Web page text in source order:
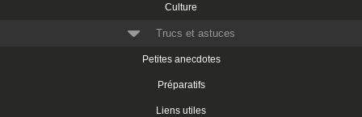
Culture
Trucs et astuces
Petites anecdotes
Préparatifs
Liens utiles